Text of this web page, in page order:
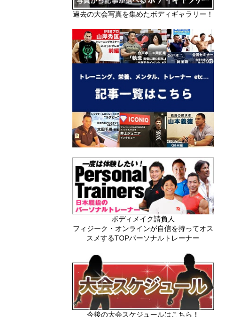
過去の大会写真を集めたボディギャラリー！
ボディメイク請負人
フィジーク・オンラインが自信を持ってオス
スメするTOPパーソナルトレーナー
今後の大会スケジュールはこちら！